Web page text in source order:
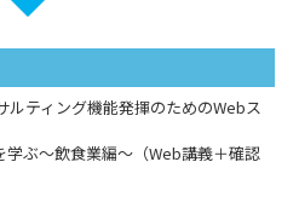
ルティング機能発揮のためのWebス
学ぶ～飲食業編～（Web講義＋確認